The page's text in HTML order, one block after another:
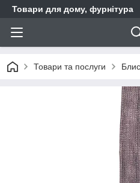
Товари для дому, фурнітура
Товари та послуги